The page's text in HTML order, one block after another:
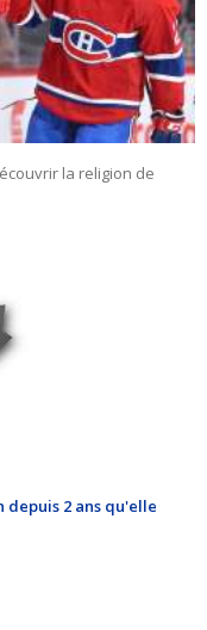
la religion de
depuis 2 ans qu'elle